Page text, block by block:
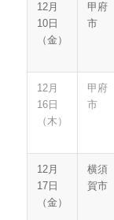
12月
10日
（金）
甲府
市
12月
16日
（木）
甲府
市
12月
17日
（金）
横須
賀市